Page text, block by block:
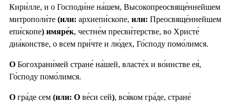
Кири́лле, и о Господи́не на́шем, Высокопреосвяще́ннейшем
митрополи́те (или: архиепи́скопе, или: Преосвяще́ннейшем
епи́скопе) имяре́к, честне́м пресви́терстве, во Христе́
диа́констве, о всем при́чте и лю́дех, Го́споду помо́лимся.
О Богохрани́мей стране́ на́шей, власте́х и во́инстве ея́,
Го́споду помо́лимся.
О гра́де сем (или: О ве́си сей), вся́ком гра́де, стране́